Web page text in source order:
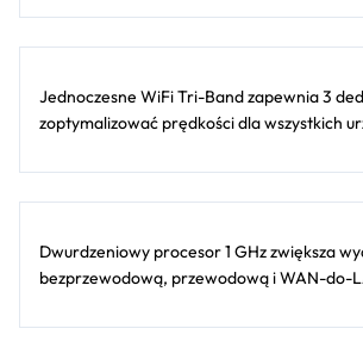
Jednoczesne WiFi Tri-Band zapewnia 3
zoptymalizować prędkości dla wszystkich
Dwurdzeniowy procesor 1 GHz zwiększa
bezprzewodową, przewodową i WAN-do-